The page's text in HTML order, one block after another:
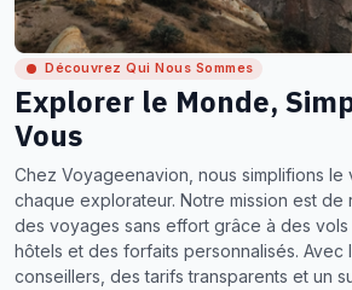
Découvrez Qui Nous Sommes
Explorer le Monde,
Vous
Chez Voyageenavion, nous simplifions
chaque explorateur. Notre mission est de
des voyages sans effort grâce à des
hôtels et des forfaits personnalisés.
conseillers, des tarifs transparents et un